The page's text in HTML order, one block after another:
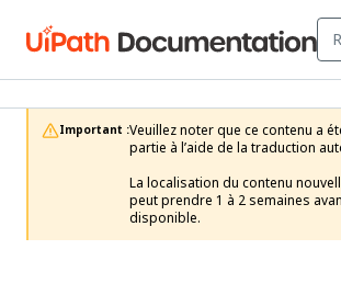
Important :Veuillez noter que ce contenu a
partie à l’aide de la traduction
La localisation du contenu
peut prendre 1 à 2 semaines
disponible.